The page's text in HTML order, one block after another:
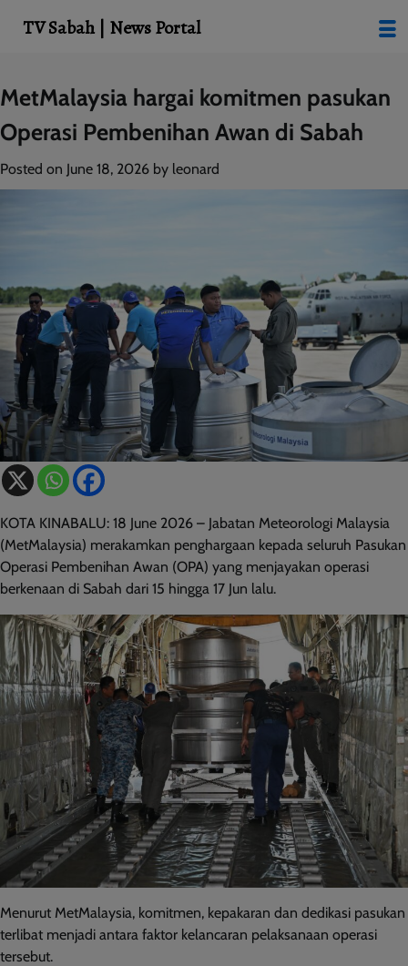
Skip
to
content
MetMalaysia hargai komitmen pasukan
Operasi Pembenihan Awan di Sabah
Posted on June 18, 2026 by leonard
KOTA KINABALU: 18 June 2026 – Jabatan Meteorologi Malaysia
(MetMalaysia) merakamkan penghargaan kepada seluruh Pasukan
Operasi Pembenihan Awan (OPA) yang menjayakan operasi
berkenaan di Sabah dari 15 hingga 17 Jun lalu.
Menurut MetMalaysia, komitmen, kepakaran dan dedikasi pasukan
terlibat menjadi antara faktor kelancaran pelaksanaan operasi
tersebut.
TV Sabah | News Portal